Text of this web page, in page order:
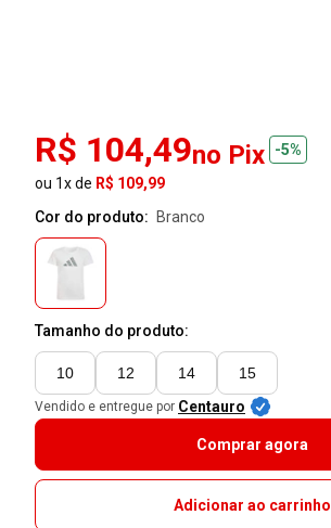
R$ 104,49no Pix
-5%
ou 1x de R$ 109,99
Cor do produto:
branco
Tamanho do produto:
10 12 14 15
Vendido e entregue por Centauro
Comprar agora
Adicionar ao carrinho